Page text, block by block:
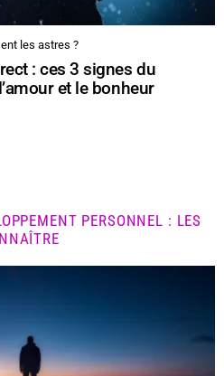
les astres ?
: ces 3 signes du
et le bonheur
PERSONNEL : LES